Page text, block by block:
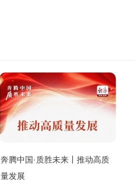
奔腾中国·质胜未来丨推动高质
量发展